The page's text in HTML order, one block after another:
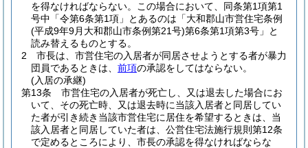
を得なければならない。
この場合において、同条第1項第1
号中「令第6条第1項」とあるのは「大和郡山市営住宅条例
(平成9年9月大和郡山市条例第21号)第6条第1項第3号」と
読み替えるものとする。
2
市長は、市営住宅の入居者が同居させようとする者が暴力
団員であるときは、 前項の承認をしてはならない。
(入居の承継)
第13条
市営住宅の入居者が死亡し、又は退去した場合にお
いて、その死亡時、又は退去時に当該入居者と同居してい
た者が引き続き当該市営住宅に居住を希望するときは、当
該入居者と同居していた者は、公営住宅法施行規則第12条
で定めるところにより、市長の承認を得なければならな